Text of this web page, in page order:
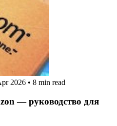
2026 • 8 min read
— руководство для